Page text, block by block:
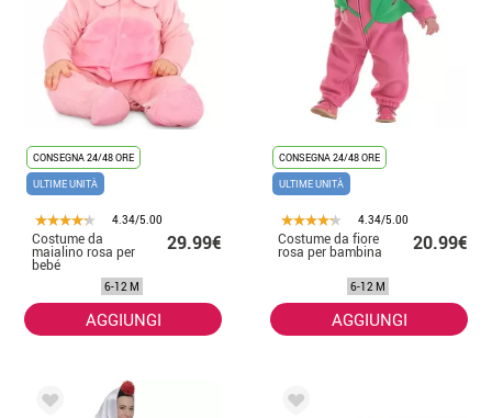
CONSEGNA 24/48 ORE
ULTIME UNITÀ
4.34/5.00
Costume da
maialino rosa per
bebé
29.99€
6-12 M
AGGIUNGI
CONSEGNA 24/48 ORE
ULTIME UNITÀ
4.34/5.00
Costume da fiore
rosa per bambina 20.99€
6-12 M
AGGIUNGI